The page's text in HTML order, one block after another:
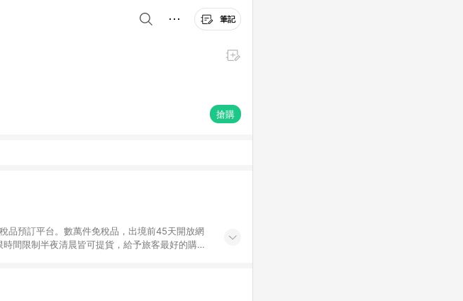
筆記
搶購
品預訂平台。數萬件免稅品，出境前45天開放網
間限制半夜清晨皆可提貨，給予旅客最好的購物